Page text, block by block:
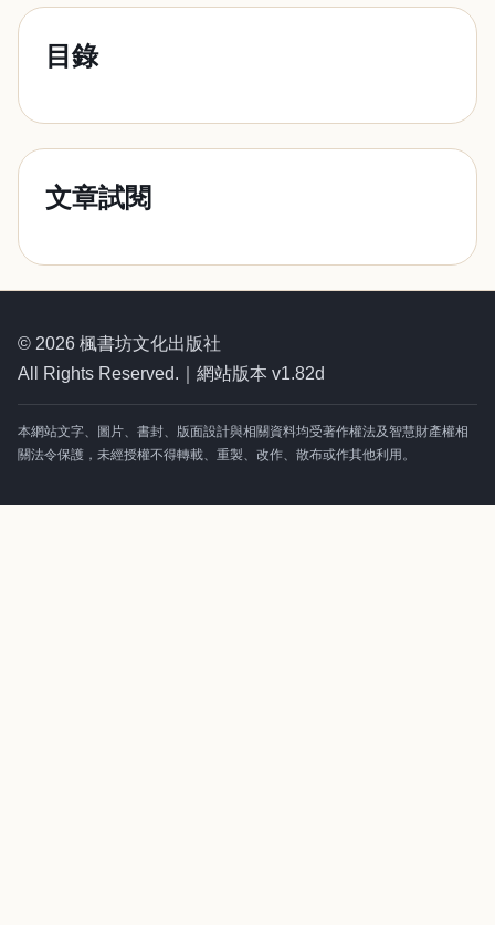
目錄
文章試閱
© 2026 楓書坊文化出版社
All Rights Reserved.｜網站版本 v1.82d
本網站文字、圖片、書封、版面設計與相關資料均受著作權法及智慧財產權相
關法令保護，未經授權不得轉載、重製、改作、散布或作其他利用。